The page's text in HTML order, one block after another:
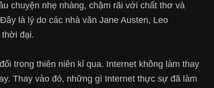
chuyện nhẹ nhàng, chậm rãi với chất thơ và
là lý do các nhà văn Jane Austen, Leo
đại.
trong thiên niên kỉ qua. Internet không làm thay
Thay vào đó, những gì Internet thực sự đã làm